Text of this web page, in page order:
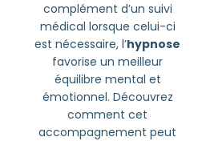
complément d’un suivi
médical lorsque celui-ci
est nécessaire, l’hypnose
favorise un meilleur
équilibre mental et
émotionnel. Découvrez
comment cet
accompagnement peut